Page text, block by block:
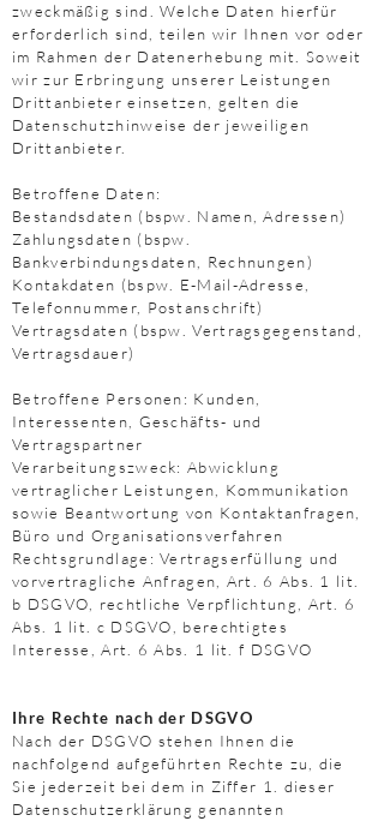
zweckmäßig sind. Welche Daten hierfür
erforderlich sind, teilen wir Ihnen vor oder
im Rahmen der Datenerhebung mit. Soweit
wir zur Erbringung unserer Leistungen
Drittanbieter einsetzen, gelten die
Datenschutzhinweise der jeweiligen
Drittanbieter.
Betroffene Daten:
Bestandsdaten (bspw. Namen, Adressen)
Zahlungsdaten (bspw.
Bankverbindungsdaten, Rechnungen)
Kontakdaten (bspw. E-Mail-Adresse,
Telefonnummer, Postanschrift)
Vertragsdaten (bspw. Vertragsgegenstand,
Vertragsdauer)
Betroffene Personen: Kunden,
Interessenten, Geschäfts- und
Vertragspartner
Verarbeitungszweck: Abwicklung
vertraglicher Leistungen, Kommunikation
sowie Beantwortung von Kontaktanfragen,
Büro und Organisationsverfahren
Rechtsgrundlage: Vertragserfüllung und
vorvertragliche Anfragen, Art. 6 Abs. 1 lit.
b DSGVO, rechtliche Verpflichtung, Art. 6
Abs. 1 lit. c DSGVO, berechtigtes
Interesse, Art. 6 Abs. 1 lit. f DSGVO
Ihre Rechte nach der DSGVO
Nach der DSGVO stehen Ihnen die
nachfolgend aufgeführten Rechte zu, die
Sie jederzeit bei dem in Ziffer 1. dieser
Datenschutzerklärung genannten